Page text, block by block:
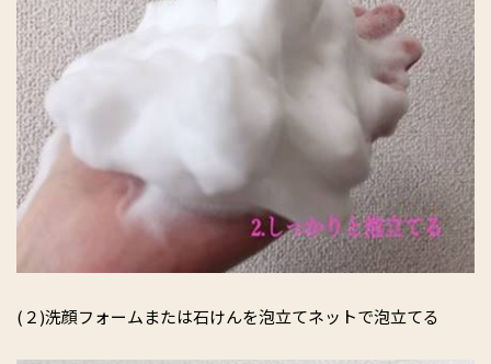
(２)洗顔フォームまたは石けんを泡立てネットで泡立てる